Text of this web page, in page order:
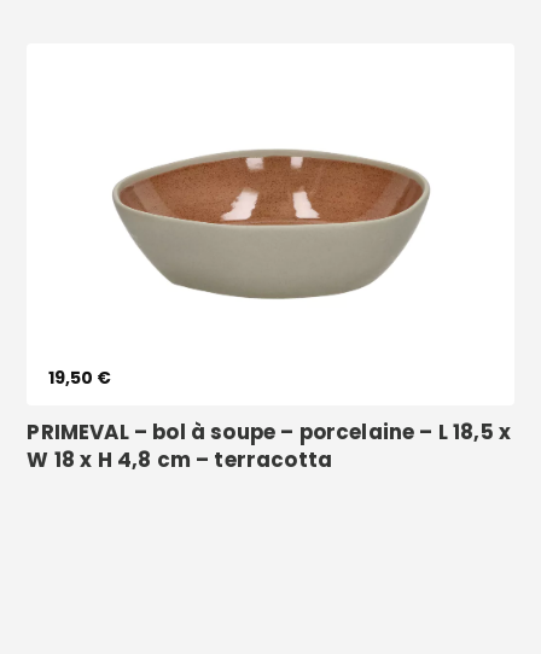
19,50 €
Voir le produit
PRIMEVAL – bol à soupe – porcelaine – L 18,5 x
W 18 x H 4,8 cm – terracotta